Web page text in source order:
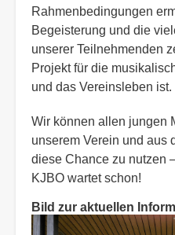
Rahmenbedingungen
Begeisterung und die
unserer Teilnehmenden
Projekt für die
und das Vereinsleben ist.
Wir können allen jungen
unserem Verein und aus
diese Chance zu nutzen
KJBO wartet schon!
Bild zur aktuellen